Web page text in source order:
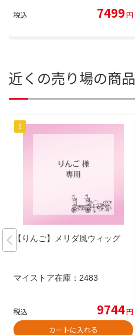
税込 7499円
近くの売り場の商品
【りんご】メリダ風ウィッグ
マイストア在庫： 2483
税込 9744円
カートに入れる